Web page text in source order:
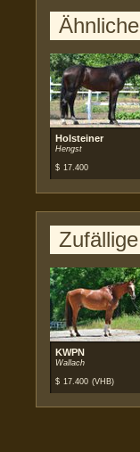
Ähnliche
Holsteiner
Hengst
$ 17.400
Zufällige
KWPN
Wallach
$ 17.400 (VHB)